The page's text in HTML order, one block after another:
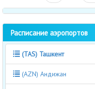
Расписание аэропортов
(TAS) Ташкент
(AZN) Андижан